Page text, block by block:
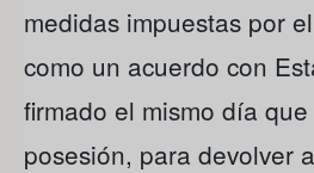
medidas impuestas por
como un acuerdo con
firmado el mismo día
posesión, para devolver